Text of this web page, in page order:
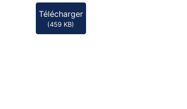
Télécharger
(459 KB)